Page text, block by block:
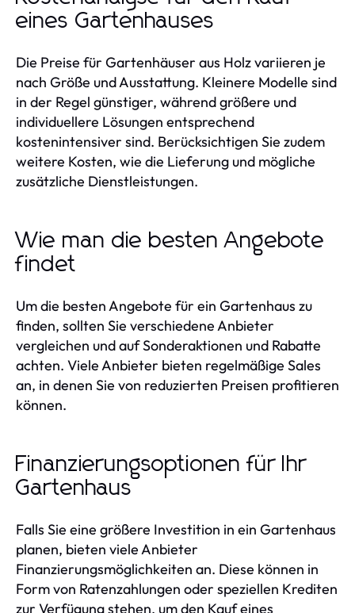
eines Gartenhauses
Die Preise für Gartenhäuser aus Holz variieren je
nach Größe und Ausstattung. Kleinere Modelle sind
in der Regel günstiger, während größere und
individuellere Lösungen entsprechend
kostenintensiver sind. Berücksichtigen Sie zudem
weitere Kosten, wie die Lieferung und mögliche
zusätzliche Dienstleistungen.
Wie man die besten Angebote
findet
Um die besten Angebote für ein Gartenhaus zu
finden, sollten Sie verschiedene Anbieter
vergleichen und auf Sonderaktionen und Rabatte
achten. Viele Anbieter bieten regelmäßige Sales
an, in denen Sie von reduzierten Preisen profitieren
können.
Finanzierungsoptionen für Ihr
Gartenhaus
Falls Sie eine größere Investition in ein Gartenhaus
planen, bieten viele Anbieter
Finanzierungsmöglichkeiten an. Diese können in
Form von Ratenzahlungen oder speziellen Krediten
zur Verfügung stehen, um den Kauf eines